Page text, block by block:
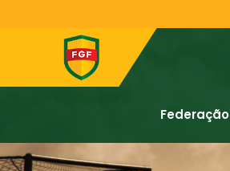
Federação